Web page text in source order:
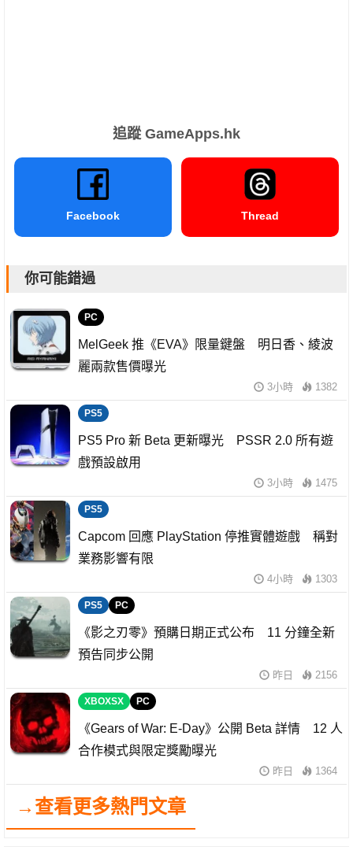
追蹤 GameApps.hk
Facebook Thread
你可能錯過
PC
MelGeek 推《EVA》限量鍵盤 明日香、綾波
麗兩款售價曝光
3小時 1382
PS5
PS5 Pro 新 Beta 更新曝光 PSSR 2.0 所有遊
戲預設啟用
3小時 1475
PS5
Capcom 回應 PlayStation 停推實體遊戲 稱對
業務影響有限
4小時 1303
PS5 PC
《影之刃零》預購日期正式公布 11 分鐘全新
預告同步公開
昨日 2156
XBOXSX PC
《Gears of War: E-Day》公開 Beta 詳情 12 人
合作模式與限定獎勵曝光
昨日 1364
→查看更多熱門文章